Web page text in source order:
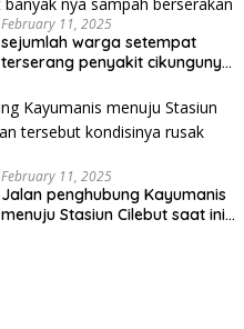
February 11, 2025
sejumlah warga setempat
terserang penyakit cikungunya
berserakan
February 11, 2025
Jalan penghubung Kayumanis
menuju Stasiun Cilebut saat ini